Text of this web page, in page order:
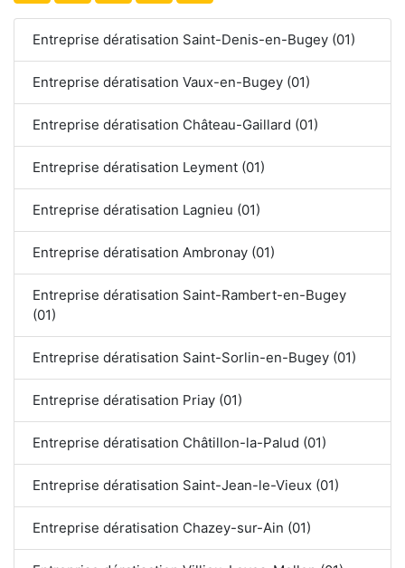
Entreprise dératisation Saint-Denis-en-Bugey (01)
Entreprise dératisation Vaux-en-Bugey (01)
Entreprise dératisation Château-Gaillard (01)
Entreprise dératisation Leyment (01)
Entreprise dératisation Lagnieu (01)
Entreprise dératisation Ambronay (01)
Entreprise dératisation Saint-Rambert-en-Bugey
(01)
Entreprise dératisation Saint-Sorlin-en-Bugey (01)
Entreprise dératisation Priay (01)
Entreprise dératisation Châtillon-la-Palud (01)
Entreprise dératisation Saint-Jean-le-Vieux (01)
Entreprise dératisation Chazey-sur-Ain (01)